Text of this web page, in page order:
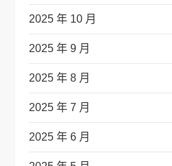
2025 年 10 月
2025 年 9 月
2025 年 8 月
2025 年 7 月
2025 年 6 月